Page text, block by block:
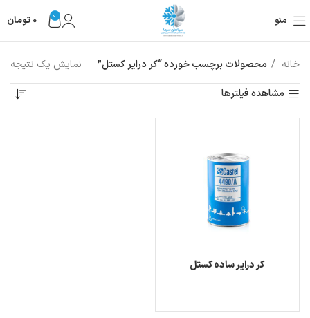
منو 0
0 تومان
خانه محصولات برچسب خورده “کر درایر کستل”
نمایش یک نتیجه
مشاهده فیلترها
کر درایر ساده کستل